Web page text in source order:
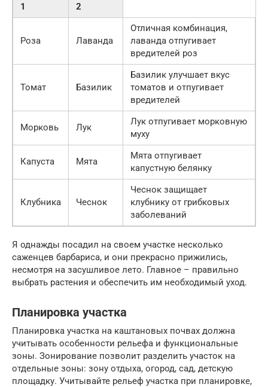
1
2
Роза Лаванда
Отличная комбинация,
лаванда отпугивает
вредителей роз
Томат Базилик
Базилик улучшает вкус
томатов и отпугивает
вредителей
Морковь Лук
Лук отпугивает морковную
муху
Капуста Мята
Мята отпугивает
капустную белянку
Клубника Чеснок
Чеснок защищает
клубнику от грибковых
заболеваний
Я однажды посадил на своем участке несколько
саженцев барбариса, и они прекрасно прижились,
несмотря на засушливое лето. Главное – правильно
выбрать растения и обеспечить им необходимый уход.
Планировка участка
Планировка участка на каштановых почвах должна
учитывать особенности рельефа и функциональные
зоны. Зонирование позволит разделить участок на
отдельные зоны: зону отдыха, огород, сад, детскую
площадку. Учитывайте рельеф участка при планировке,